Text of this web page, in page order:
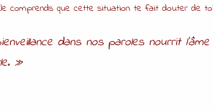
comprends que cette situation te fait douter de
dans nos paroles nourrit
»